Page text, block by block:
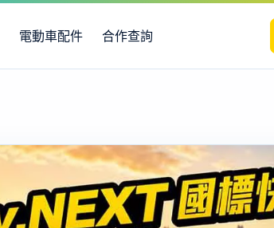
電動車配件 合作查詢